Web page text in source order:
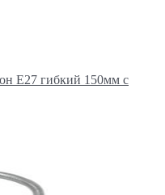
E27 гибкий 150мм c